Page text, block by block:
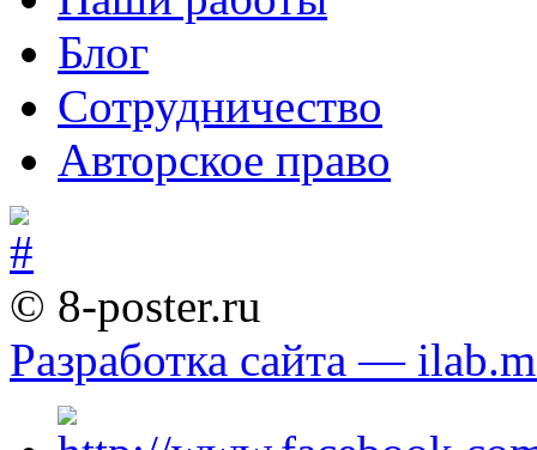
Блог
Сотрудничество
Авторское право
© 8-poster.ru
Разработка сайта —